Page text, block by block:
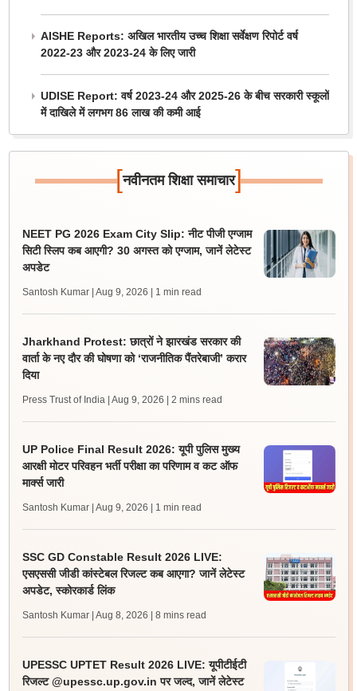
AISHE Reports: अखिल भारतीय उच्च शिक्षा सर्वेक्षण रिपोर्ट वर्ष
2022-23 और 2023-24 के लिए जारी
UDISE Report: वर्ष 2023-24 और 2025-26 के बीच सरकारी स्कूलों
में दाखिले में लगभग 86 लाख की कमी आई
[नवीनतम शिक्षा समाचार]
NEET PG 2026 Exam City Slip: नीट पीजी एग्जाम
सिटी स्लिप कब आएगी? 30 अगस्त को एग्जाम, जानें लेटेस्ट
अपडेट
Santosh Kumar | Aug 9, 2026 | 1 min read
Jharkhand Protest: छात्रों ने झारखंड सरकार की
वार्ता के नए दौर की घोषणा को ‘राजनीतिक पैंतरेबाजी’ करार
दिया
Press Trust of India | Aug 9, 2026 | 2 mins read
UP Police Final Result 2026: यूपी पुलिस मुख्य
आरक्षी मोटर परिवहन भर्ती परीक्षा का परिणाम व कट ऑफ
मार्क्स जारी
Santosh Kumar | Aug 9, 2026 | 1 min read
SSC GD Constable Result 2026 LIVE:
एसएससी जीडी कांस्टेबल रिजल्ट कब आएगा? जानें लेटेस्ट
अपडेट, स्कोरकार्ड लिंक
Santosh Kumar | Aug 8, 2026 | 8 mins read
UPESSC UPTET Result 2026 LIVE: यूपीटीईटी
रिजल्ट @upessc.up.gov.in पर जल्द, जानें लेटेस्ट